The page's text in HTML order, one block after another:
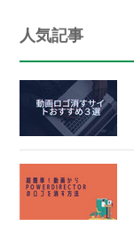
人気記事